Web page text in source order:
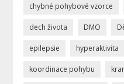
chybné pohybové vzorce
dech života DMO
epilepsie hyperaktivita
koordinace pohybu